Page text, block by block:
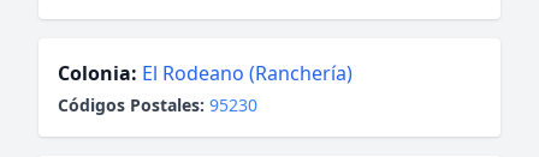
Colonia: El Rodeano (Ranchería)
Códigos Postales: 95230